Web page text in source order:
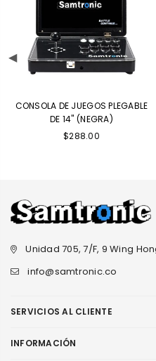
CONSOLA DE JUEGOS PLEGABLE
DE 14" (NEGRA)
$288.00
Unidad 705, 7/F, 9 Wing
info@samtronic.co
SERVICIOS AL CLIENTE
INFORMACIÓN